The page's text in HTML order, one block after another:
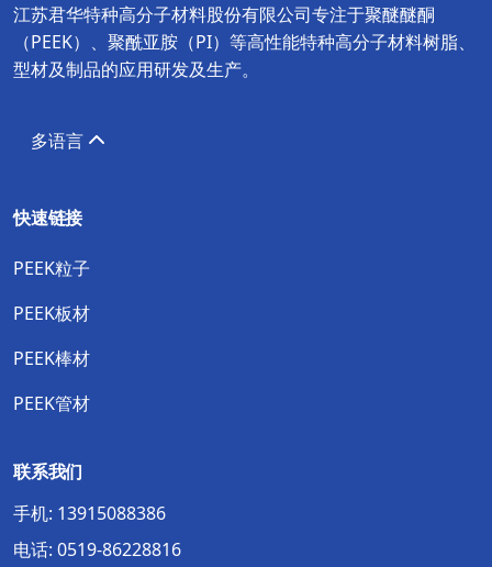
江苏君华特种高分子材料股份有限公司专注于聚醚醚酮
（PEEK）、聚酰亚胺（PI）等高性能特种高分子材料树脂、
型材及制品的应用研发及生产。
多语言
快速链接
PEEK粒子
PEEK板材
PEEK棒材
PEEK管材
联系我们
手机: 13915088386
电话: 0519-86228816